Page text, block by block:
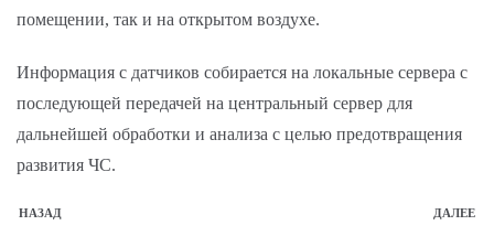
помещении, так и на открытом воздухе.
Информация с датчиков собирается на локальные сервера с
последующей передачей на центральный сервер для
дальнейшей обработки и анализа с целью предотвращения
развития ЧС.
НАЗАД ДАЛЕЕ